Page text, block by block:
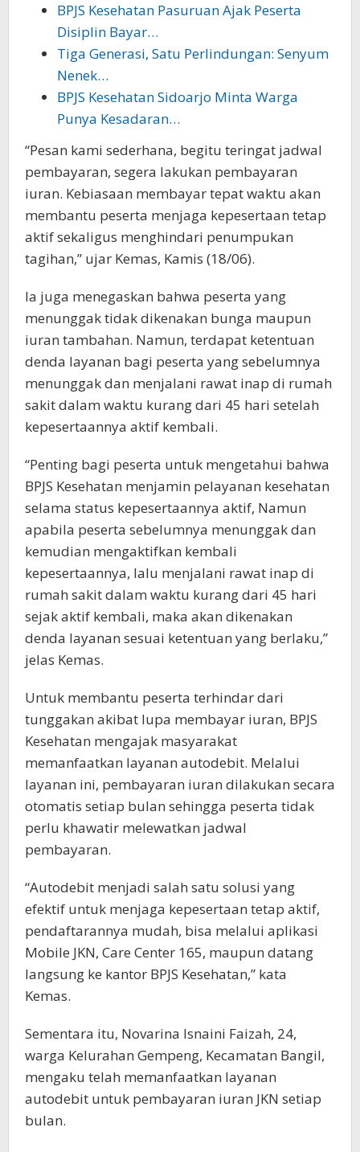
BPJS Kesehatan Pasuruan Ajak Peserta
Disiplin Bayar…
Tiga Generasi, Satu Perlindungan: Senyum
Nenek…
BPJS Kesehatan Sidoarjo Minta Warga
Punya Kesadaran…
“Pesan kami sederhana, begitu teringat jadwal
pembayaran, segera lakukan pembayaran
iuran. Kebiasaan membayar tepat waktu akan
membantu peserta menjaga kepesertaan tetap
aktif sekaligus menghindari penumpukan
tagihan,” ujar Kemas, Kamis (18/06).
Ia juga menegaskan bahwa peserta yang
menunggak tidak dikenakan bunga maupun
iuran tambahan. Namun, terdapat ketentuan
denda layanan bagi peserta yang sebelumnya
menunggak dan menjalani rawat inap di rumah
sakit dalam waktu kurang dari 45 hari setelah
kepesertaannya aktif kembali.
“Penting bagi peserta untuk mengetahui bahwa
BPJS Kesehatan menjamin pelayanan kesehatan
selama status kepesertaannya aktif, Namun
apabila peserta sebelumnya menunggak dan
kemudian mengaktifkan kembali
kepesertaannya, lalu menjalani rawat inap di
rumah sakit dalam waktu kurang dari 45 hari
sejak aktif kembali, maka akan dikenakan
denda layanan sesuai ketentuan yang berlaku,”
jelas Kemas.
Untuk membantu peserta terhindar dari
tunggakan akibat lupa membayar iuran, BPJS
Kesehatan mengajak masyarakat
memanfaatkan layanan autodebit. Melalui
layanan ini, pembayaran iuran dilakukan secara
otomatis setiap bulan sehingga peserta tidak
perlu khawatir melewatkan jadwal
pembayaran.
“Autodebit menjadi salah satu solusi yang
efektif untuk menjaga kepesertaan tetap aktif,
pendaftarannya mudah, bisa melalui aplikasi
Mobile JKN, Care Center 165, maupun datang
langsung ke kantor BPJS Kesehatan,” kata
Kemas.
Sementara itu, Novarina Isnaini Faizah, 24,
warga Kelurahan Gempeng, Kecamatan Bangil,
mengaku telah memanfaatkan layanan
autodebit untuk pembayaran iuran JKN setiap
bulan.